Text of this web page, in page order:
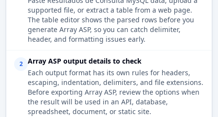
supported file, or extract a table from a web page.
The table editor shows the parsed rows before you
generate Array ASP, so you can catch delimiter,
header, and formatting issues early.
2
Array ASP output details to check
Each output format has its own rules for headers,
escaping, indentation, delimiters, and file extensions.
Before exporting Array ASP, review the options when
the result will be used in an API, database,
spreadsheet, document, or static site.